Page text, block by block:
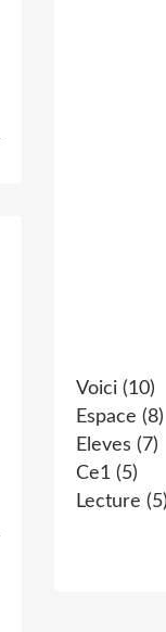
Voici (10)
Espace (8)
Eleves (7)
Ce1 (5)
Lecture (5)